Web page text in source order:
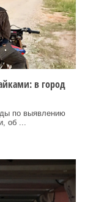
в город
по выявлению
об ...